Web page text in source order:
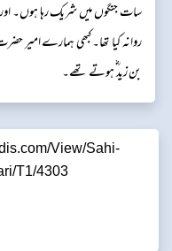
سات جنگوں میں شریک رہا ہوں۔
روانہ کیا تھا۔ کبھی ہمارے امیر
بن زید ؓ ہوتے تھے۔
View/Sahi-
T1/4303